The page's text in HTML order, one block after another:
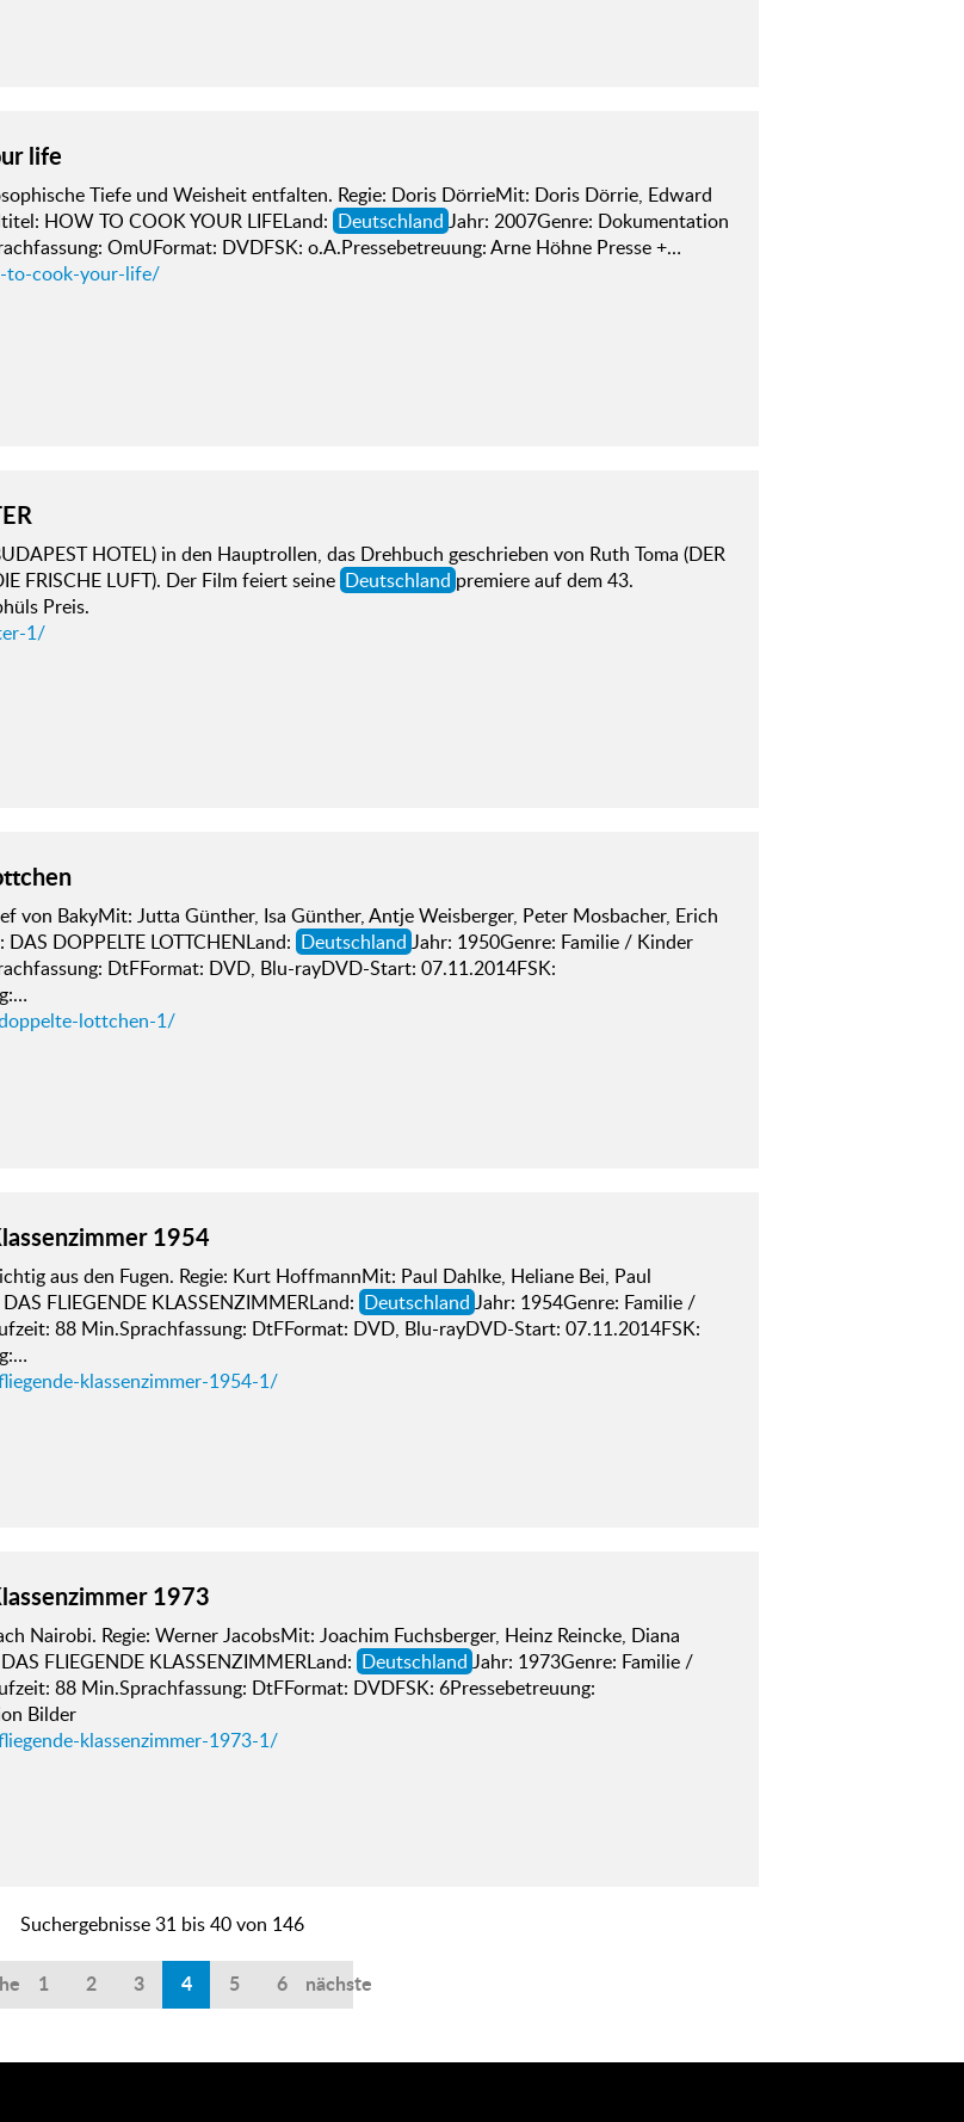
life
Tiefe und Weisheit entfalten. Regie: Doris DörrieMit: Doris Dörrie, Edward
HOW TO COOK YOUR LIFELand: Deutschland Jahr: 2007Genre: Dokumentation
OmUFormat: DVDFSK: o.A.Pressebetreuung: Arne Höhne Presse +…
cook-your-life/
HOTEL) in den Hauptrollen, das Drehbuch geschrieben von Ruth Toma (DER
FRISCHE LUFT). Der Film feiert seine Deutschland premiere auf dem 43.
Preis.
1/
von BakyMit: Jutta Günther, Isa Günther, Antje Weisberger, Peter Mosbacher, Erich
DOPPELTE LOTTCHENLand: Deutschland Jahr: 1950Genre: Familie / Kinder
DtFFormat: DVD, Blu-rayDVD-Start: 07.11.2014FSK:
lottchen-1/
1954
aus den Fugen. Regie: Kurt HoffmannMit: Paul Dahlke, Heliane Bei, Paul
FLIEGENDE KLASSENZIMMERLand: Deutschland Jahr: 1954Genre: Familie /
88 Min.Sprachfassung: DtFFormat: DVD, Blu-rayDVD-Start: 07.11.2014FSK:
klassenzimmer-1954-1/
1973
Nairobi. Regie: Werner JacobsMit: Joachim Fuchsberger, Heinz Reincke, Diana
FLIEGENDE KLASSENZIMMERLand: Deutschland Jahr: 1973Genre: Familie /
88 Min.Sprachfassung: DtFFormat: DVDFSK: 6Pressebetreuung:
Bilder
klassenzimmer-1973-1/
Suchergebnisse 31 bis 40 von 146
1 2 3 4 5 6 nächste